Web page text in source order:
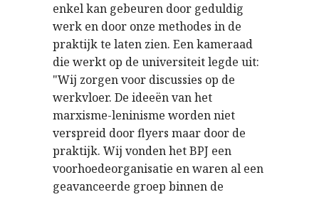
enkel kan gebeuren door geduldig
werk en door onze methodes in de
praktijk te laten zien. Een kameraad
die werkt op de universiteit legde uit:
"Wij zorgen voor discussies op de
werkvloer. De ideeën van het
marxisme-leninisme worden niet
verspreid door flyers maar door de
praktijk. Wij vonden het BPJ een
voorhoedeorganisatie en waren al een
geavanceerde groep binnen de